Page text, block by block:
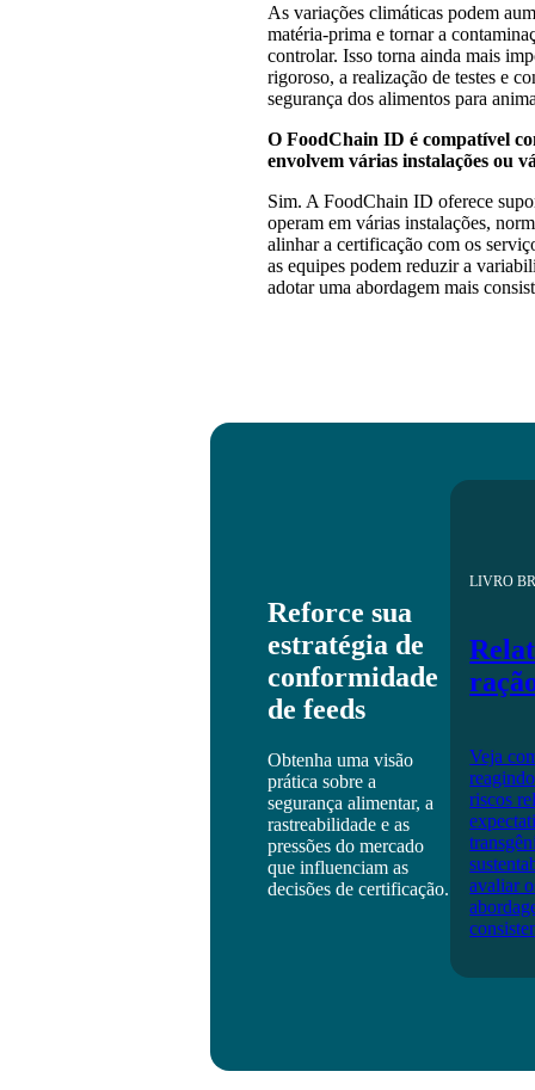
As variações climáticas podem
matéria-prima e tornar a
controlar. Isso torna ainda mais
rigoroso, a realização de testes e
segurança dos alimentos para
O FoodChain ID é compatível
envolvem várias instalações ou
Sim. A FoodChain ID oferece
operam em várias instalações,
alinhar a certificação com os
as equipes podem reduzir a
adotar uma abordagem mais
Reforce sua
estratégia de
conformidade
de feeds
Obtenha uma visão
prática sobre a
segurança alimentar, a
rastreabilidade e as
pressões do mercado
que influenciam as
decisões de certificação.
LIVRO
Veja
riscos
avaliar